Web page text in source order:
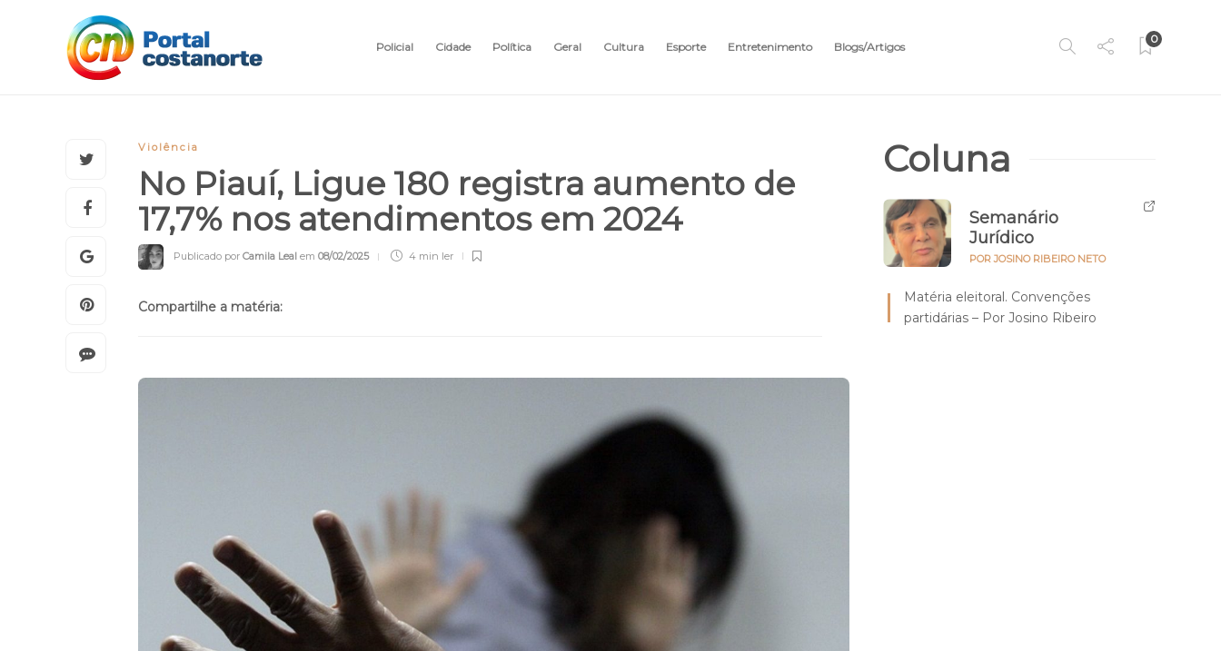
Policial Cidade Política Geral Cultura Esporte Entretenimento Blogs/Artigos
0
Violência
No Piauí, Ligue 180 registra aumento de
17,7% nos atendimentos em 2024
Publicado por Camila Leal em 08/02/2025 4 min ler
Compartilhe a matéria:
Coluna
Semanário
Jurídico
POR JOSINO RIBEIRO NETO
Matéria eleitoral. Convenções
partidárias – Por Josino Ribeiro